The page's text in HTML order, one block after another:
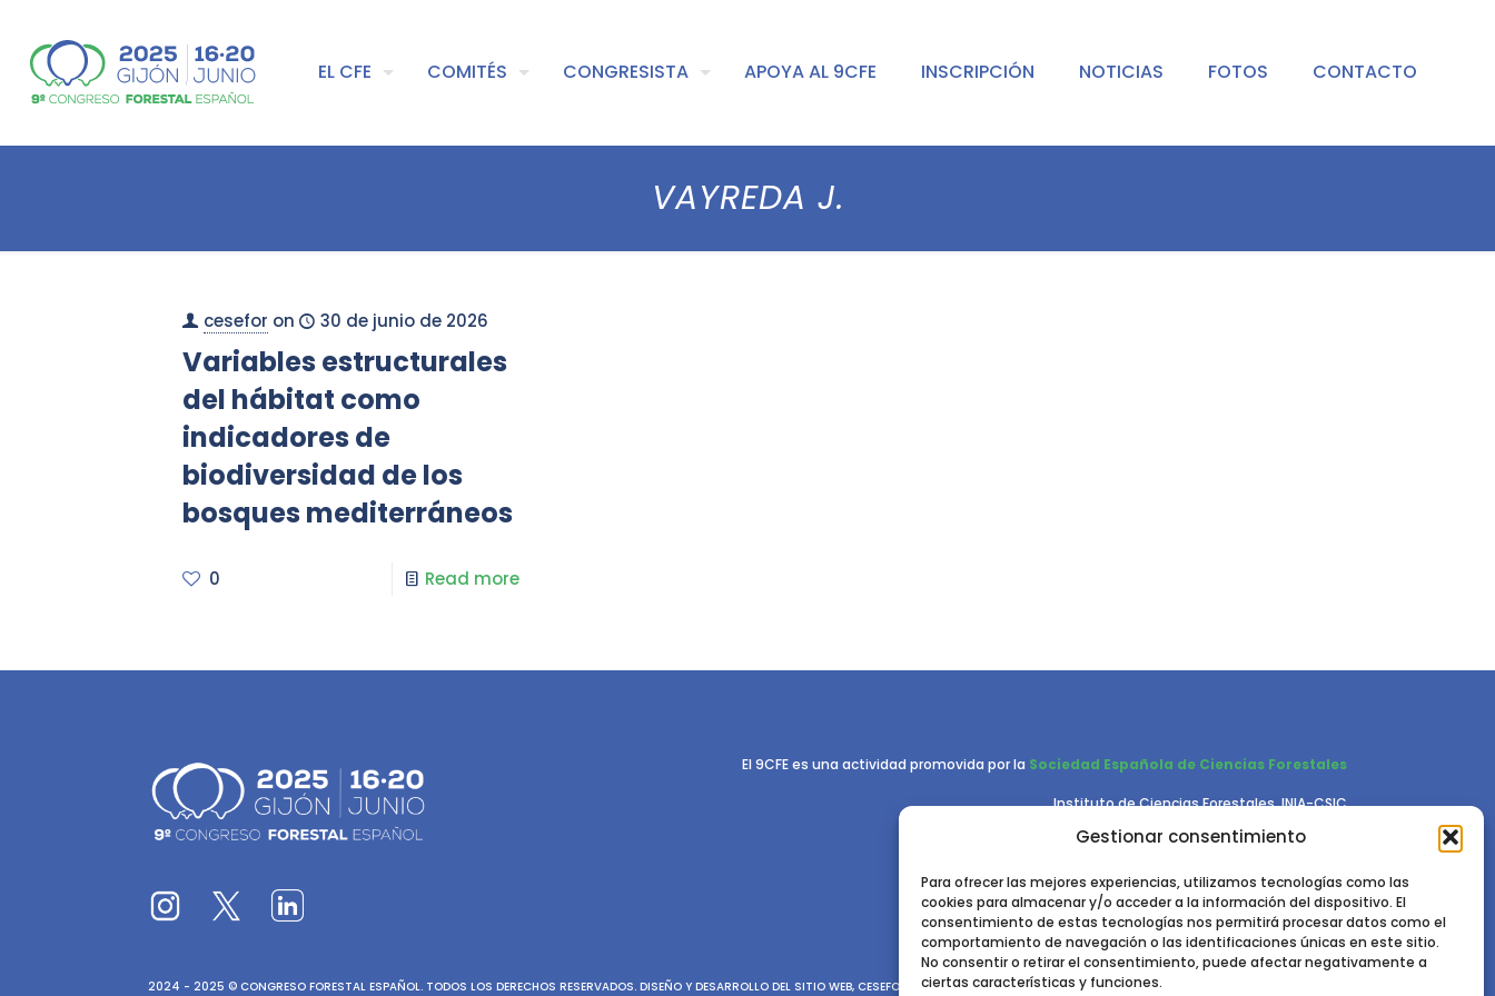
Gestionar consentimiento
Para ofrecer las mejores experiencias, utilizamos tecnologías como las
cookies para almacenar y/o acceder a la información del dispositivo. El
consentimiento de estas tecnologías nos permitirá procesar datos como el
comportamiento de navegación o las identificaciones únicas en este sitio.
No consentir o retirar el consentimiento, puede afectar negativamente a
ciertas características y funciones.
EL CFE COMITÉS CONGRESISTA APOYA AL 9CFE INSCRIPCIÓN NOTICIAS FOTOS CONTACTO
VAYREDA J.
cesefor on 30 de junio de 2026
Variables estructurales
del hábitat como
indicadores de
biodiversidad de los
bosques mediterráneos
0 Read more
El 9CFE es una actividad promovida por la Sociedad Española de Ciencias Forestales
Instituto de Ciencias Forestales, INIA-CSIC
Ctra. de la Coruña km 7,5 - 28040 Madrid
2024 - 2025 © CONGRESO FORESTAL ESPAÑOL. TODOS LOS DERECHOS RESERVADOS. DISEÑO Y DESARROLLO DEL SITIO WEB, CESEFOR. POLÍTICA DE PRIVACIDAD. POLÍTICA DE COOKIES.